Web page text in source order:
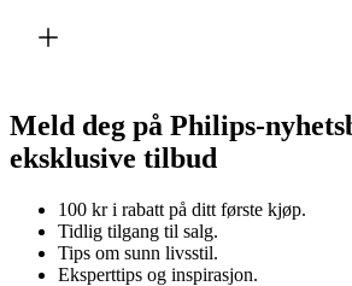
Meld deg på Philips-
eksklusive tilbud
100 kr i rabatt på ditt første kjøp.
Tidlig tilgang til salg.
Tips om sunn livsstil.
Eksperttips og inspirasjon.